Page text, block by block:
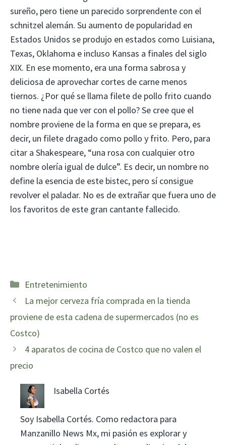
sureño, pero tiene un parecido sorprendente con el
schnitzel alemán. Su aumento de popularidad en
Estados Unidos se produjo en estados como Luisiana,
Texas, Oklahoma e incluso Kansas a finales del siglo
XIX. En ese momento, era una forma sabrosa y
deliciosa de aprovechar cortes de carne menos
tiernos. ¿Por qué se llama filete de pollo frito cuando
no tiene nada que ver con el pollo? Se cree que el
nombre proviene de la forma en que se prepara, es
decir, un filete dragado como pollo y frito. Pero, para
citar a Shakespeare, “una rosa con cualquier otro
nombre olería igual de dulce”. Es decir, un nombre no
define la esencia de este bistec, pero sí consigue
revolver el paladar. No es de extrañar que fuera uno de
los favoritos de este gran cantante fallecido.
Categorías
Entretenimiento
La mejor cerveza fría comprada en la tienda
proviene de esta cadena de supermercados (no es
Costco)
4 aparatos de cocina de Costco que no valen el
precio
Isabella Cortés
Soy Isabella Cortés. Como redactora para
Manzanillo News Mx, mi pasión es explorar y